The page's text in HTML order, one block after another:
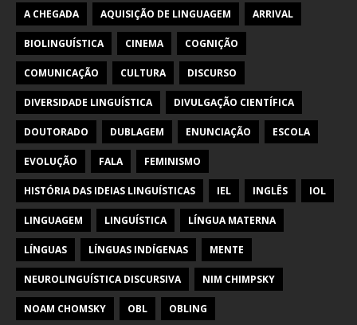
A CHEGADA AQUISIÇÃO DE LINGUAGEM ARRIVAL
BIOLINGUÍSTICA CINEMA COGNIÇÃO
COMUNICAÇÃO CULTURA DISCURSO
DIVERSIDADE LINGUÍSTICA DIVULGAÇÃO CIENTÍFICA
DOUTORADO DUBLAGEM ENUNCIAÇÃO ESCOLA
EVOLUÇÃO FALA FEMINISMO
HISTÓRIA DAS IDEIAS LINGUÍSTICAS IEL INGLÊS IOL
LINGUAGEM LINGUÍSTICA LÍNGUA MATERNA
LÍNGUAS LÍNGUAS INDÍGENAS MENTE
NEUROLINGUÍSTICA DISCURSIVA NIM CHIMPSKY
NOAM CHOMSKY OBL OBLING